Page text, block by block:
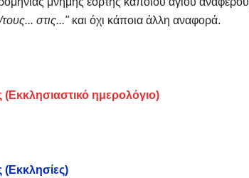
στις..."και όχι κάποια άλλη αναφορά.
ημερολόγιο)
(Εκκλησίες)